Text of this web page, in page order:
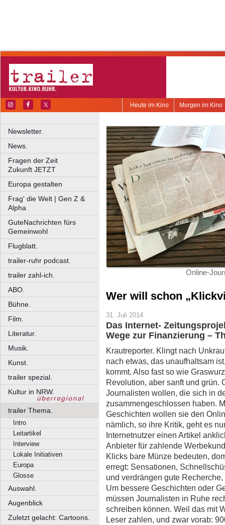
Morgen im Kino
Heute im Kino
Newsletter.
News.
Fragen der Zeit
Zukunft JETZT
Europa gestalten
Frag' die Welt | Gen Z &
Alpha
GuteNachrichten fürs
Gemeinwohl
Flugblatt.
trailer-ruhr podcast.
trailer zahl-ich.
ABO.
Bühne.
Film.
Literatur.
Musik.
Kunst.
trailer spezial.
Kultur in NRW.
trailer Thema.
Intro
Leitartikel
Interview
Lokale Initiativen
Europa
Glosse
Auswahl.
Augenblick
Zuletzt gelacht: Cartoons.
Online-
Wer will schon
31. Juli 2014
Das Internet-
Wege zur Finanzierung –
Krautreporter. Klingt nach
nach etwas, das unaufhaltsam
kommt. Also fast so wie
Revolution, aber sanft und grün.
Journalisten wollen, die sich in
zusammengeschlossen haben.
Geschichten wollen sie den
nämlich, so ihre Kritik, geht es
Internetnutzer einen Artikel
Anbieter für zahlende
Klicks bare Münze bedeuten,
erregt: Sensationen,
und verdrängen gute
Um bessere Geschichten oder
müssen Journalisten in Ruhe
schreiben können. Weil das mit
Leser zahlen, und zwar vorab: